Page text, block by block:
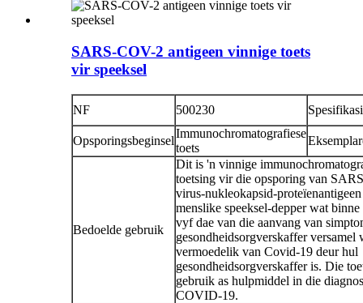
SARS-COV-2 antigeen vinnige toets
vir speeksel
NF 500230
Opsporingsbeginsel
Immunochromatografiese
toets
Bedoelde gebruik
Dit is 'n vinnige
toetsing vir die opsporing van
virus-nukleokapsid-
menslike speeksel-depper wat binne
vyf dae van die aanvang van
gesondheidsorgverskaffer versamel
vermoedelik van Covid-19 deur hul
gesondheidsorgverskaffer is. Die
gebruik as hulpmiddel in die
COVID-19.